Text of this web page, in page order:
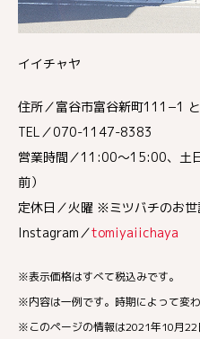
イイチャヤ
住所／富谷市富谷新町111−1
TEL／070-1147-8383
営業時間／11:00～15:00、土
前）
定休日／火曜 ※ミツバチのお
Instagram／tomiyaiichaya
※表示価格はすべて税込みです。
※内容は一例です。時期によって変わ
※このページの情報は2021年10月22